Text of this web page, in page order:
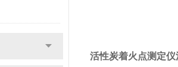
活性炭着火点测定仪